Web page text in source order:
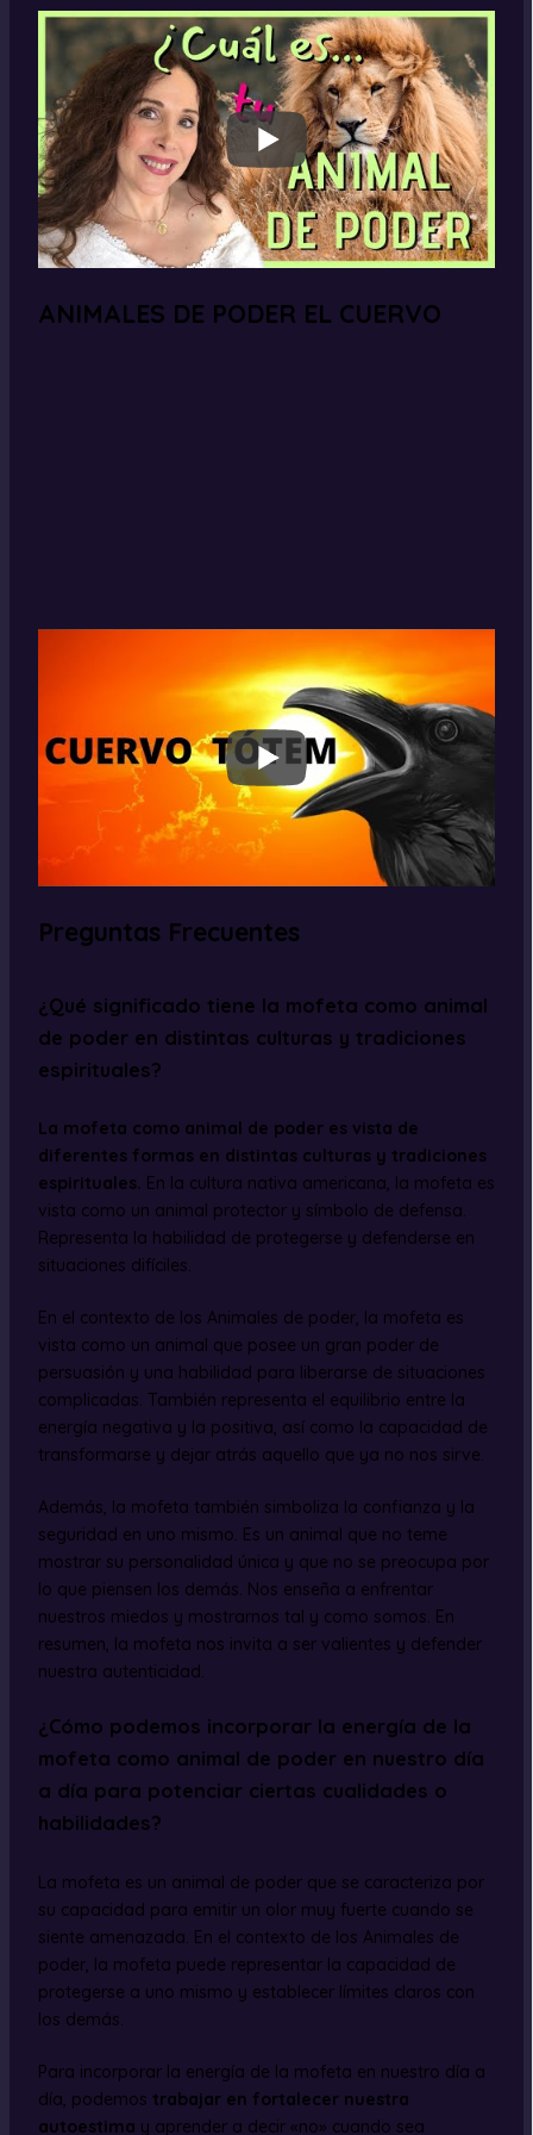
ANIMALES DE PODER EL CUERVO
Preguntas Frecuentes
¿Qué significado tiene la mofeta como animal
de poder en distintas culturas y tradiciones
espirituales?
La mofeta como animal de poder es vista de
diferentes formas en distintas culturas y tradiciones
espirituales. En la cultura nativa americana, la mofeta es
vista como un animal protector y símbolo de defensa.
Representa la habilidad de protegerse y defenderse en
situaciones difíciles.
En el contexto de los Animales de poder, la mofeta es
vista como un animal que posee un gran poder de
persuasión y una habilidad para liberarse de situaciones
complicadas. También representa el equilibrio entre la
energía negativa y la positiva, así como la capacidad de
transformarse y dejar atrás aquello que ya no nos sirve.
Además, la mofeta también simboliza la confianza y la
seguridad en uno mismo. Es un animal que no teme
mostrar su personalidad única y que no se preocupa por
lo que piensen los demás. Nos enseña a enfrentar
nuestros miedos y mostrarnos tal y como somos. En
resumen, la mofeta nos invita a ser valientes y defender
nuestra autenticidad.
¿Cómo podemos incorporar la energía de la
mofeta como animal de poder en nuestro día
a día para potenciar ciertas cualidades o
habilidades?
La mofeta es un animal de poder que se caracteriza por
su capacidad para emitir un olor muy fuerte cuando se
siente amenazada. En el contexto de los Animales de
poder, la mofeta puede representar la capacidad de
protegerse a uno mismo y establecer límites claros con
los demás.
Para incorporar la energía de la mofeta en nuestro día a
día, podemos trabajar en fortalecer nuestra
autoestima y aprender a decir «no» cuando sea